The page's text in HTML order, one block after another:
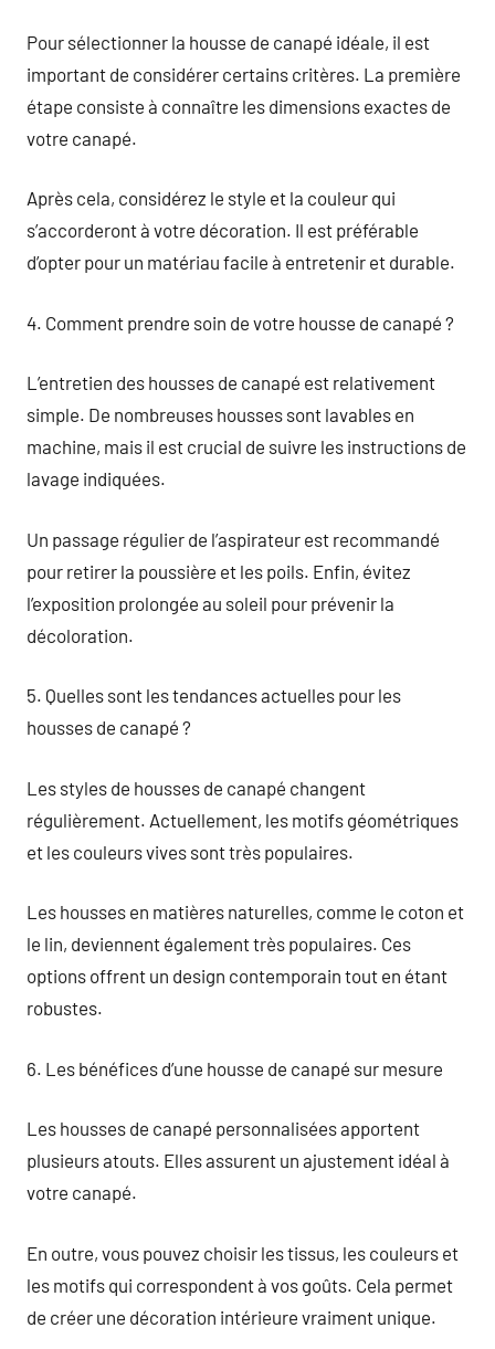
Pour sélectionner la housse de canapé idéale, il est
important de considérer certains critères. La première
étape consiste à connaître les dimensions exactes de
votre canapé.
Après cela, considérez le style et la couleur qui
s’accorderont à votre décoration. Il est préférable
d’opter pour un matériau facile à entretenir et durable.
4. Comment prendre soin de votre housse de canapé ?
L’entretien des housses de canapé est relativement
simple. De nombreuses housses sont lavables en
machine, mais il est crucial de suivre les instructions de
lavage indiquées.
Un passage régulier de l’aspirateur est recommandé
pour retirer la poussière et les poils. Enfin, évitez
l’exposition prolongée au soleil pour prévenir la
décoloration.
5. Quelles sont les tendances actuelles pour les
housses de canapé ?
Les styles de housses de canapé changent
régulièrement. Actuellement, les motifs géométriques
et les couleurs vives sont très populaires.
Les housses en matières naturelles, comme le coton et
le lin, deviennent également très populaires. Ces
options offrent un design contemporain tout en étant
robustes.
6. Les bénéfices d’une housse de canapé sur mesure
Les housses de canapé personnalisées apportent
plusieurs atouts. Elles assurent un ajustement idéal à
votre canapé.
En outre, vous pouvez choisir les tissus, les couleurs et
les motifs qui correspondent à vos goûts. Cela permet
de créer une décoration intérieure vraiment unique.